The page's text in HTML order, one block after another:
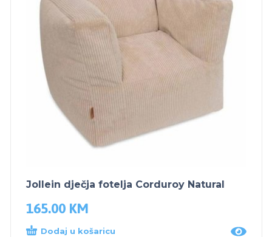
Jollein dječja fotelja Corduroy Natural
165.00 KM
Dodaj u košaricu